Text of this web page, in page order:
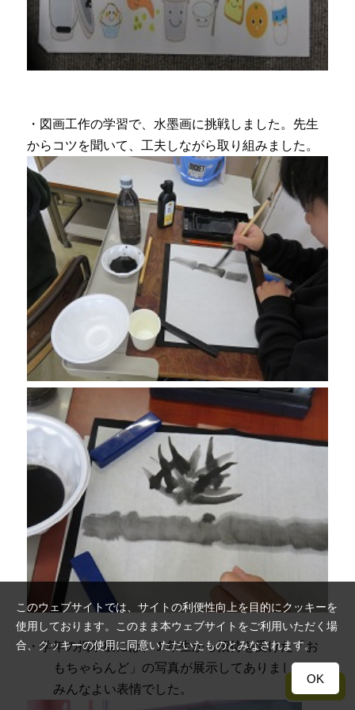
・図画工作の学習で、水墨画に挑戦しました。先生
からコツを聞いて、工夫しながら取り組みました。
・学年の掲示板には、１年生から招待を受けた「お
もちゃらんど」の写真が展示してありました。
みんなよい表情でした。
TOP
このウェブサイトでは、サイトの利便性向上を目的にクッキーを
使用しております。このまま本ウェブサイトをご利用いただく場
合、クッキーの使用に同意いただいたものとみなされます。
OK